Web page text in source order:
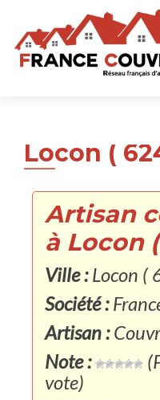
Locon (
Artisan
à Locon
Ville :Locon (
Société :
Artisan :
Note :
vote)